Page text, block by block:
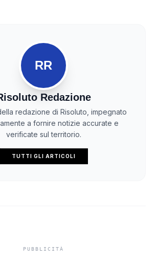
RR
Redazione
redazione di Risoluto, impegnato
a fornire notizie accurate e
verificate sul territorio.
TUTTI GLI ARTICOLI